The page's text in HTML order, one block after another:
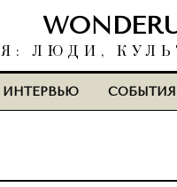
ЛЮДИ,
ИНТЕРВЬЮ СОБЫТИЯ